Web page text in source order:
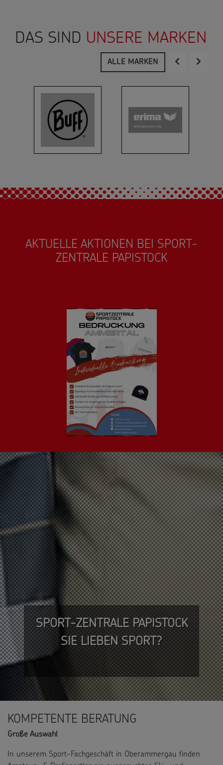
DAS SIND UNSERE MARKEN
ALLE MARKEN
AKTUELLE AKTIONEN BEI SPORT-
ZENTRALE PAPISTOCK
SPORT-ZENTRALE PAPISTOCK
SIE LIEBEN SPORT?
KOMPETENTE BERATUNG
Große Auswahl
In unserem Sport-Fachgeschäft in Oberammergau finden